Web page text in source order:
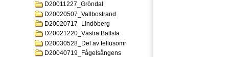
D20011227_Gröndal
D20020507_Vallbostrand
D20020717_LIndöberg
D20021220_Västra Bällsta
D20030528_Del av tellusomr
D20040719_Fågelsångens